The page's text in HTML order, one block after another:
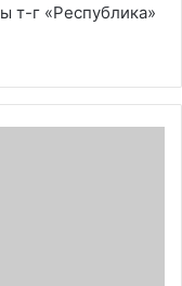
т-г «Республика»